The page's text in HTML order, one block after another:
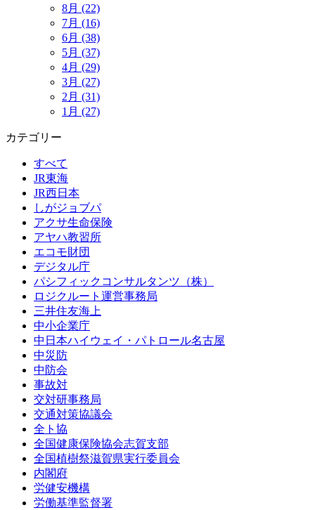
8月 (22)
7月 (16)
6月 (38)
5月 (37)
4月 (29)
3月 (27)
2月 (31)
1月 (27)
カテゴリー
すべて
JR東海
JR西日本
しがジョブパ
アクサ生命保険
アヤハ教習所
エコモ財団
デジタル庁
パシフィックコンサルタンツ（株）
ロジクルート運営事務局
三井住友海上
中小企業庁
中日本ハイウェイ・パトロール名古屋
中災防
中防会
事故対
交対研事務局
交通対策協議会
全ト協
全国健康保険協会志賀支部
全国植樹祭滋賀県実行委員会
内閣府
労健安機構
労働基準監督署